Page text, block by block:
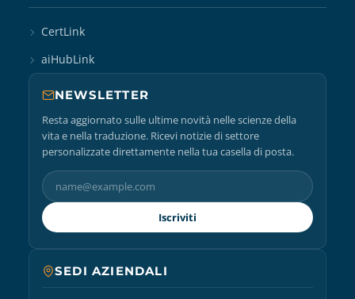
CertLink
aiHubLink
NEWSLETTER
Resta aggiornato sulle ultime novità nelle scienze della
vita e nella traduzione. Ricevi notizie di settore
personalizzate direttamente nella tua casella di posta.
Iscriviti
SEDI AZIENDALI